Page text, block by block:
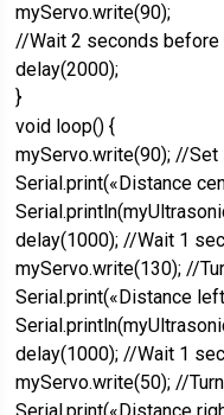
myServo.write(90);
//Wait 2 seconds before
delay(2000);
}
void loop() {
myServo.write(90); //
Serial.print(«Distance
delay(1000); //Wait 1
myServo.write(130); //
Serial.print(«Distance
delay(1000); //Wait 1
myServo.write(50); //